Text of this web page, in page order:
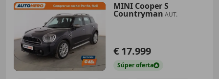
MINI Cooper S
Countryman AUT.
€ 17.999
Súperoferta